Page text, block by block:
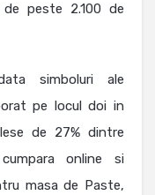
peste 2.100 de
simboluri ale
pe locul doi in
de 27% dintre
online si
masa de Paste,